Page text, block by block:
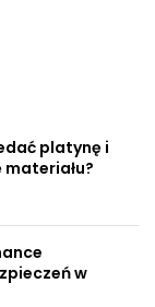
platynę i
w